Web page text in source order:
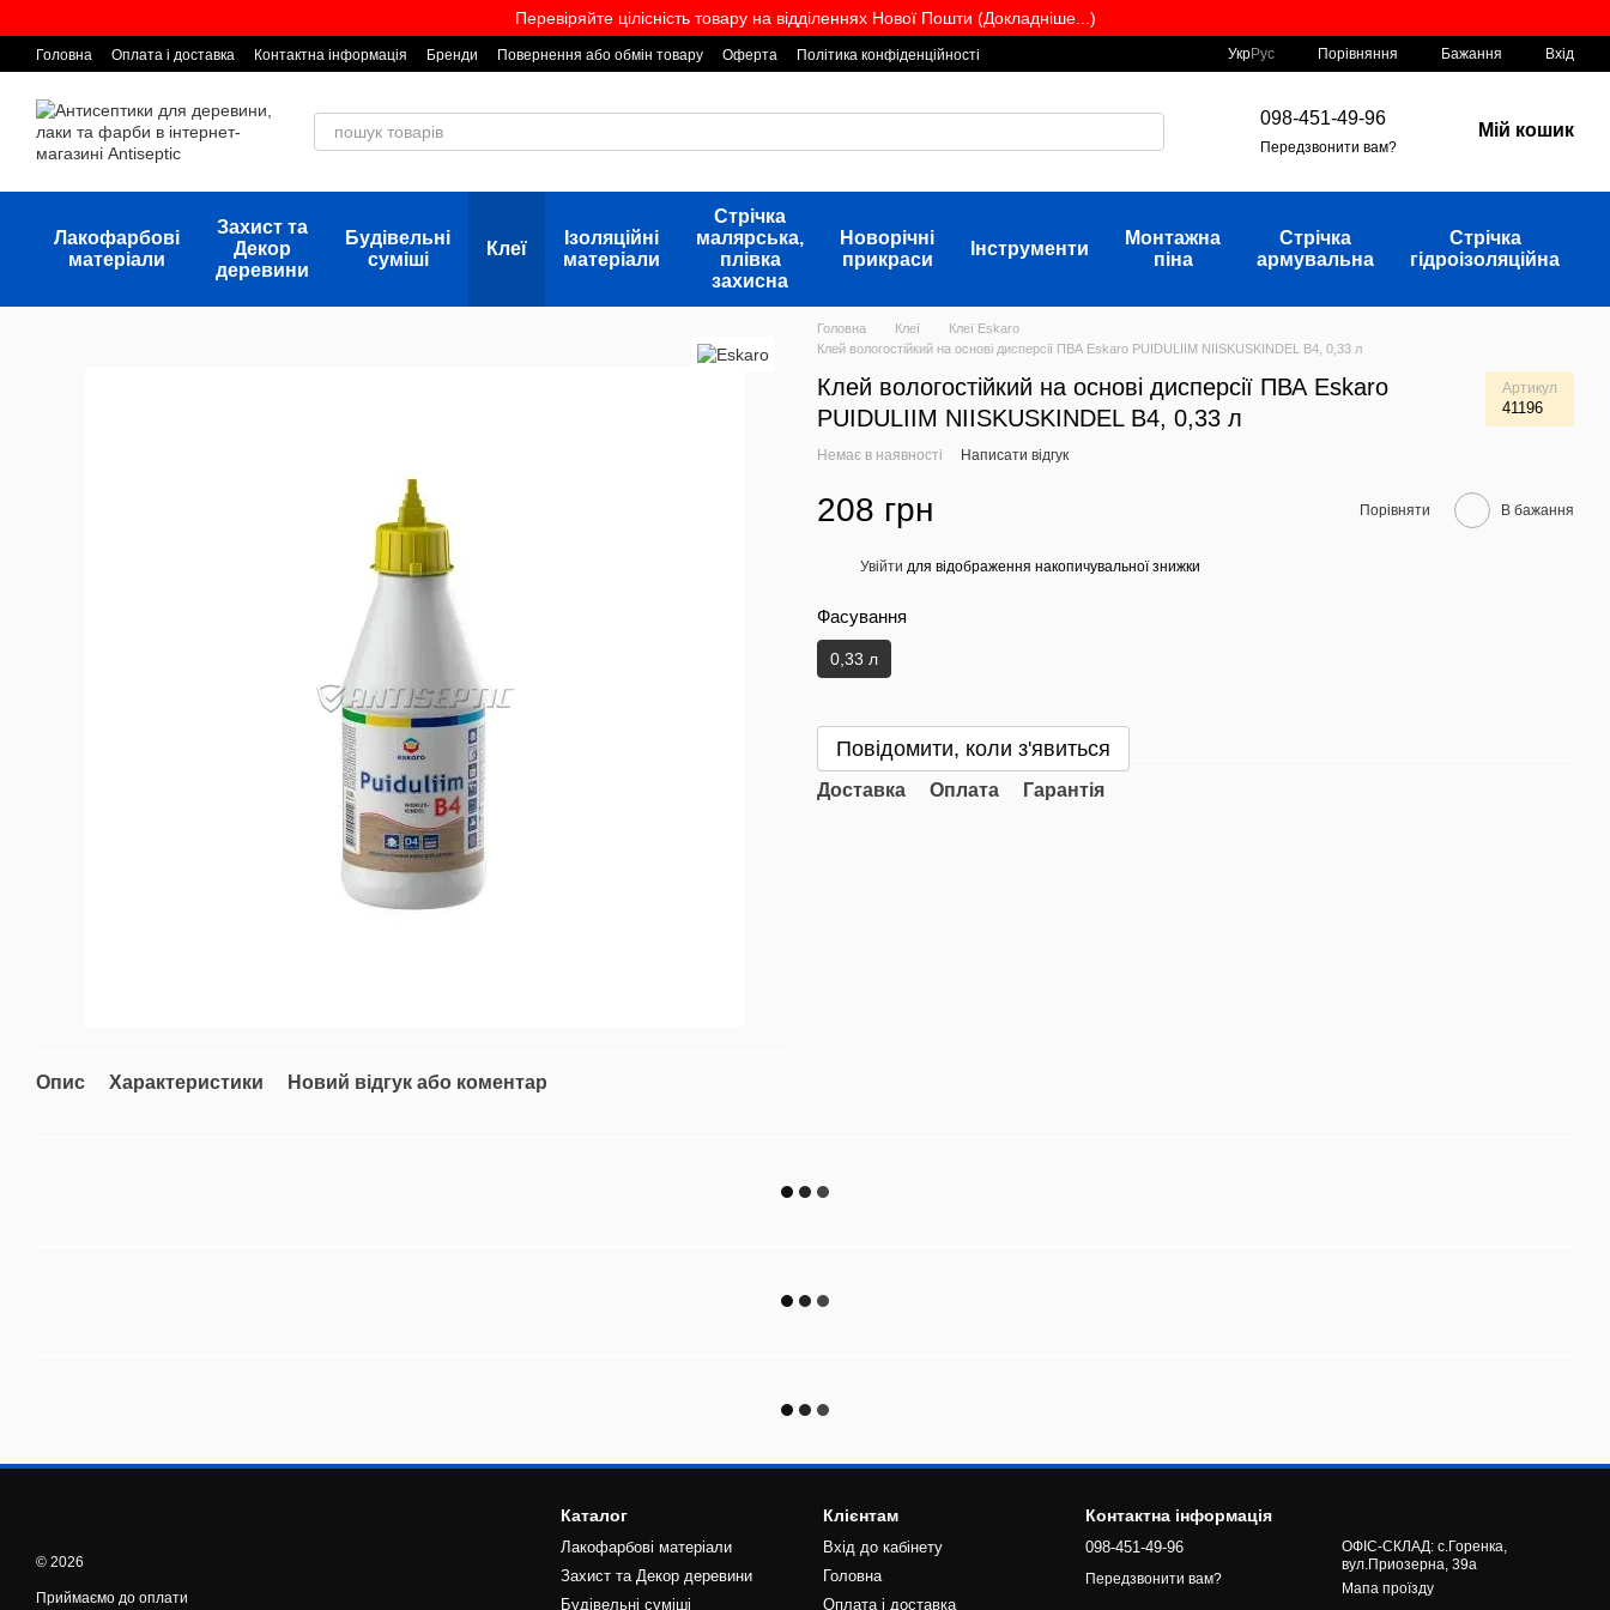
Перевіряйте цілісність товару на відділеннях Нової Пошти (Докладніше...)
Головна Оплата і доставка Контактна інформація Бренди Повернення або обмін товару Оферта Політика конфіденційності УкрРус Порівняння Бажання Вхід
098-451-49-96
Передзвонити вам?
Мій кошик
Лакофарбові
матеріали
Захист та
Декор
деревини
Будівельні
суміші
Клеї
Ізоляційні
матеріали
Стрічка
малярська,
плівка
захисна
Новорічні
прикраси
Інструменти
Монтажна
піна
Стрічка
армувальна
Стрічка
гідроізоляційна
Опис Характеристики Новий відгук або коментар
Головна Клеї
Клеї Eskaro
Клей вологостійкий на основі дисперсії ПВА Eskaro PUIDULIIM NIISKUSKINDEL B4, 0,33 л
Клей вологостійкий на основі дисперсії ПВА Eskaro
PUIDULIIM NIISKUSKINDEL B4, 0,33 л
Артикул
41196
Немає в наявності Написати відгук
208 грн Порівняти В бажання
Увійти для відображення накопичувальної знижки
Фасування
0,33 л
Повідомити, коли з'явиться
Доставка Оплата Гарантія
© 2026
Приймаємо до оплати
Каталог
Лакофарбові матеріали
Захист та Декор деревини
Будівельні суміші
Клієнтам
Вхід до кабінету
Головна
Оплата і доставка
Контактна інформація
098-451-49-96
Передзвонити вам?
ОФІС-СКЛАД: с.Горенка,
вул.Приозерна, 39а
Мапа проїзду